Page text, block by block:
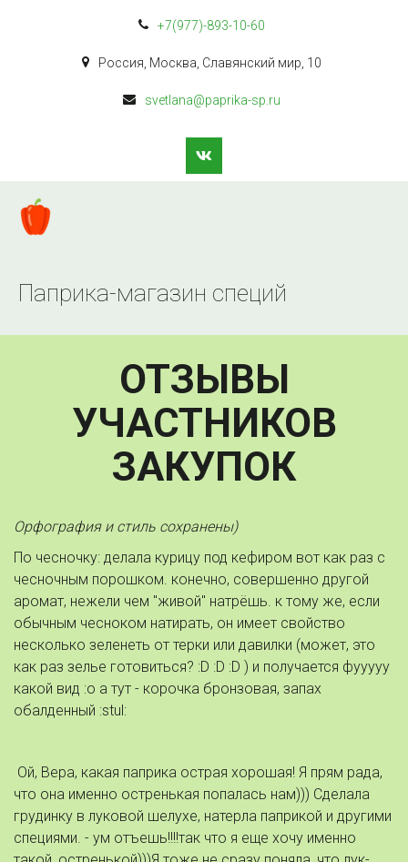
+7(977)-893-10-60
Россия Москва Славянский мир 10
svetlana@paprika-sp.ru
Паприка-магазин специй
ОТЗЫВЫ
УЧАСТНИКОВ
ЗАКУПОК
Орфография и стиль сохранены)
По чесночку: делала курицу под кефиром вот как раз с
чесночным порошком. конечно, совершенно другой
аромат, нежели чем "живой" натрёшь. к тому же, если
обычным чесноком натирать, он имеет свойство
несколько зеленеть от терки или давилки (может, это
как раз зелье готовиться? :D :D :D ) и получается фууууу
какой вид :o а тут - корочка бронзовая, запах
обалденный :stul:
Ой, Вера, какая паприка острая хорошая! Я прям рада,
что она именно остренькая попалась нам))) Сделала
грудинку в луковой шелухе, натерла паприкой и другими
специями. - ум отъешь!!!!так что я еще хочу именно